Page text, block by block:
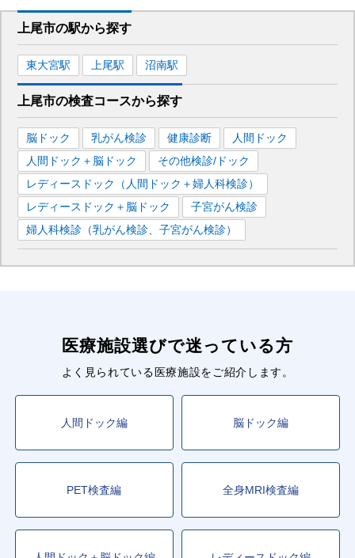
上尾市の駅から探す
東大宮駅 上尾駅 沼南駅
上尾市の検査コースから探す
脳ドック 乳がん検診 健康診断
人間ドック
人間ドック＋脳ドック
その他検診/ドック
レディースドック（人間ドック＋婦人科検診）
レディースドック＋脳ドック
子宮がん検診
婦人科検診（乳がん検診、子宮がん検診）
医療施設選びで迷っている方
よく見られている医療施設をご紹介します。
人間ドック編 脳ドック編
PET検査編 全身MRI検査編